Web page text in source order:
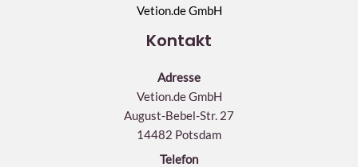
Vetion.de GmbH
Kontakt
Adresse
Vetion.de GmbH
August-Bebel-Str. 27
14482 Potsdam
Telefon